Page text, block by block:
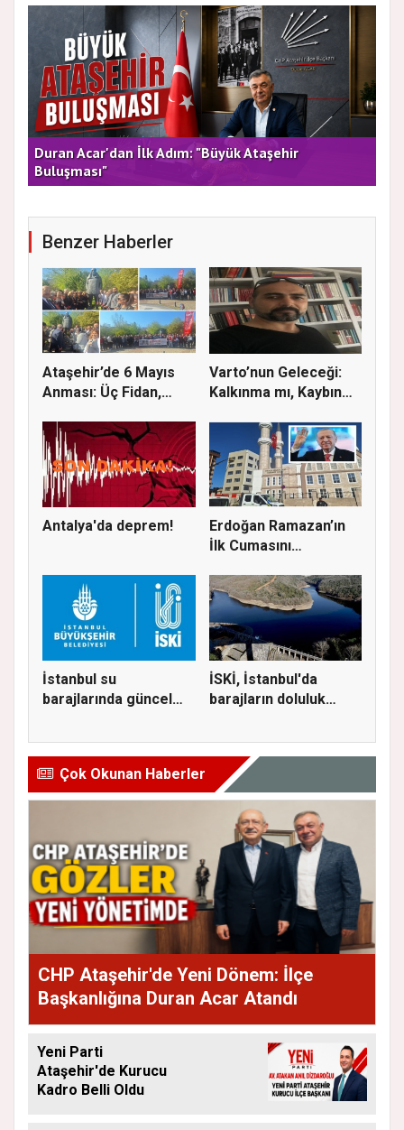
Duran Acar'dan İlk Adım: "Büyük Ataşehir
Buluşması"
Benzer Haberler
Ataşehir’de 6 Mayıs
Anması: Üç Fidan,
Varto’nun Geleceği:
Kalkınma mı, Kaybın
Antalya'da deprem!
Erdoğan Ramazan’ın
İlk Cumasını
İstanbul su
barajlarında güncel
İSKİ, İstanbul'da
barajların doluluk
Çok Okunan Haberler
CHP Ataşehir'de Yeni Dönem: İlçe
Başkanlığına Duran Acar Atandı
Yeni Parti
Ataşehir'de Kurucu
Kadro Belli Oldu